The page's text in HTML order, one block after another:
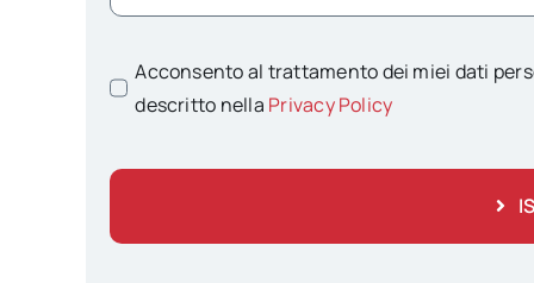
Acconsento al trattamento dei miei dati
descritto nella Privacy Policy